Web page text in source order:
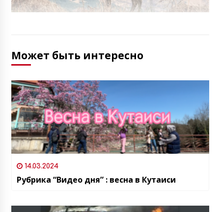
Может быть интересно
14.03.2024
Рубрика “Видео дня” : весна в Кутаиси